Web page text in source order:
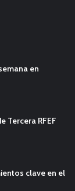
en
Tercera RFEF
clave en el